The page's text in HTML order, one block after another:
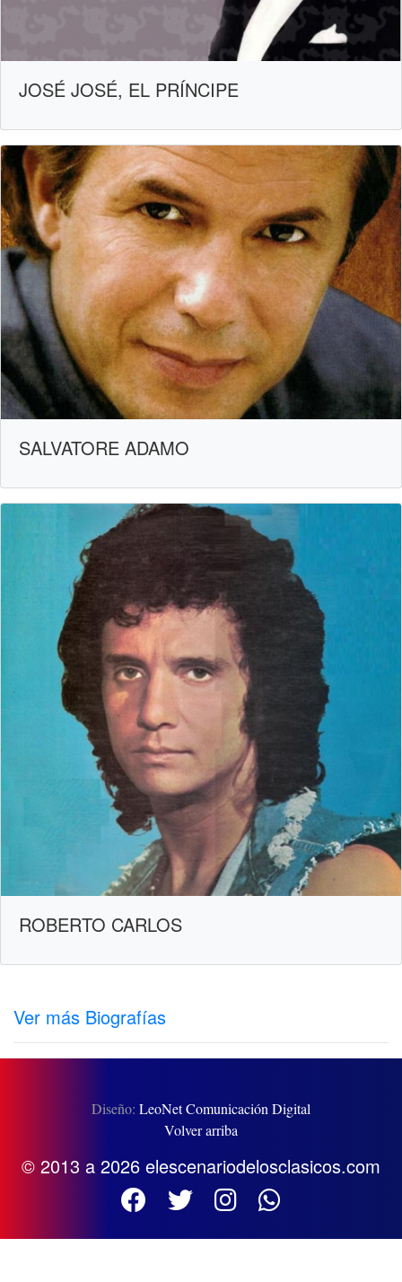
JOSÉ JOSÉ, EL PRÍNCIPE
SALVATORE ADAMO
ROBERTO CARLOS
Ver más Biografías
Diseño: LeoNet Comunicación Digital
Volver arriba
© 2013 a 2026 elescenariodelosclasicos.com